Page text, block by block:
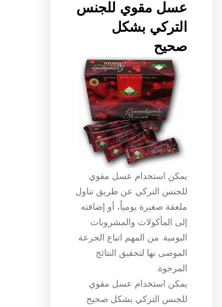
عسل مقوي للجنس
التركي بشكل
صحيح
يمكن استخدام عسل مقوي
للجنس التركي عن طريق تناول
ملعقة صغيرة يومياً، أو إضافته
إلى المأكولات والمشروبات
اليومية. من المهم اتباع الجرعة
الموصى بها لتحقيق النتائج
المرجوة.
يمكن استخدام عسل مقوي
للجنس التركي بشكل صحيح